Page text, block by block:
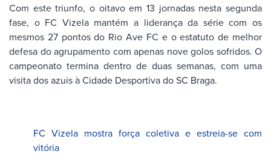
Com este triunfo, o oitavo em 13 jornadas nesta segunda
fase, o FC Vizela mantém a liderança da série com os
mesmos 27 pontos do Rio Ave FC e o estatuto de melhor
defesa do agrupamento com apenas nove golos sofridos. O
campeonato termina dentro de duas semanas, com uma
visita dos azuis à Cidade Desportiva do SC Braga.
FC Vizela mostra força coletiva e estreia-se com
vitória